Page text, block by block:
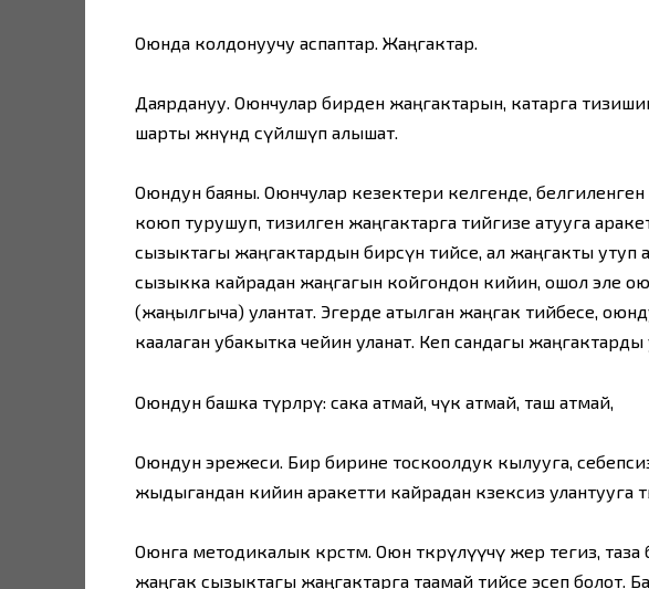
Оюнда колдонуучу аспаптар. Жаңгактар.
Даярдануу. Оюнчулар бирден жаңгактарын, катарга
шарты жөнүндө сүйлөшүп алышат.
Оюндун баяны. Оюнчулар кезектери келгенде,
коюп турушуп, тизилген жаңгактарга тийгизе атууга
сызыктагы жаңгактардын бирөөсүнө тийсе, ал жаңгакты утуп
сызыкка кайрадан жаңгагын койгондон кийин, ошол эле
(жаңылгыча) улантат. Эгерде атылган жаңгак тийбесе,
каалаган убакытка чейин уланат. Кеп сандагы
Оюндун башка түрлөрү: сака атмай, чүкө атмай, таш атмай,
Оюндун эрежеси. Бир бирине тоскоолдук кылууга, себепсиз
жыдыгандан кийин аракетти кайрадан көзексиз улантууга
Оюнга методикалык көрсөтмө. Оюн өткөрүлүүчү жер тегиз,
жаңгак сызыктагы жаңгактарга таамай тийсе эсеп болот.